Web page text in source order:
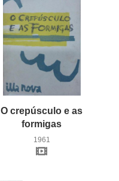
O crepúsculo e as
formigas
1961